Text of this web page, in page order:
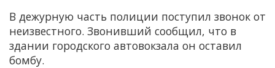
В дежурную часть полиции поступил звонок от
неизвестного. Звонивший сообщил, что в
здании городского автовокзала он оставил
бомбу.